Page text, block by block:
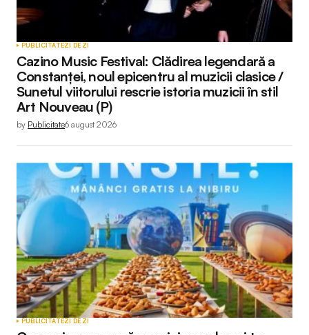
PUBLICITATEZI DE ZI
Cazino Music Festival: Clădirea legendară a
Constanței, noul epicentru al muzicii clasice /
Sunetul viitorului rescrie istoria muzicii în stil
Art Nouveau (P)
by Publicitate6 august 2026
PUBLICITATEZI DE ZI